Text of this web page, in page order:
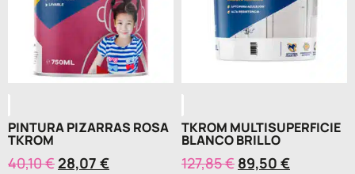
PINTURA PIZARRAS ROSA
TKROM
40,10€ 28,07 €
TKROM MULTISUPERFICIE
BLANCO BRILLO
127,85€ 89,50 €